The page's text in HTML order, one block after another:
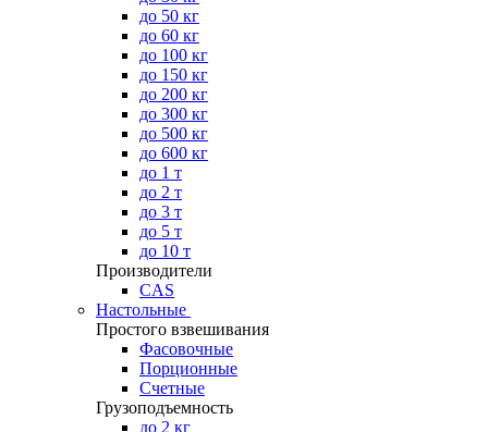
до 50 кг
до 60 кг
до 100 кг
до 150 кг
до 200 кг
до 300 кг
до 500 кг
до 600 кг
до 1 т
до 2 т
до 3 т
до 5 т
до 10 т
Производители
CAS
Настольные
Простого взвешивания
Фасовочные
Порционные
Счетные
Грузоподъемность
до 2 кг